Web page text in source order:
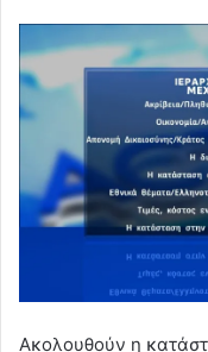
Ακολουθούν η